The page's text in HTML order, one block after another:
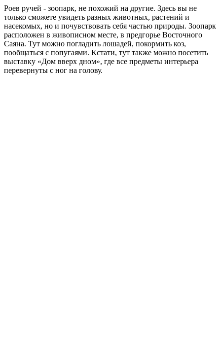
Роев ручей - зоопарк, не похожий на другие. Здесь вы не
только сможете увидеть разных животных, растений и
насекомых, но и почувствовать себя частью природы. Зоопарк
расположен в живописном месте, в предгорье Восточного
Саяна. Тут можно погладить лошадей, покормить коз,
пообщаться с попугаями. Кстати, тут также можно посетить
выставку «Дом вверх дном», где все предметы интерьера
перевернуты с ног на голову.